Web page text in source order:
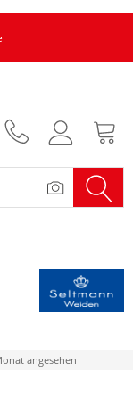
angesehen